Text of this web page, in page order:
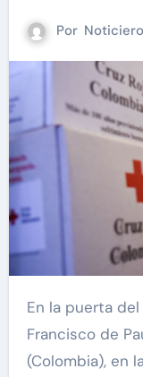
Por
En la puerta del auditorio de la Universidad
Francisco de
(Colombia), en